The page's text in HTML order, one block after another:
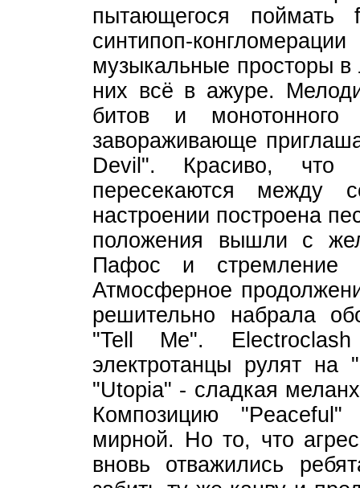
пытающегося поймать
синтипоп-
музыкальные просторы
них всё в ажуре.
битов и монотонного
завораживающе
Devil". Красиво, что
пересекаются
настроении построена
положения вышли с
Пафос и стремление
Атмосферное
решительно набрала
"Tell Me".
электротанцы рулят на
"Utopia" - сладкая
Композицию
мирной. Но то, что
вновь отважились